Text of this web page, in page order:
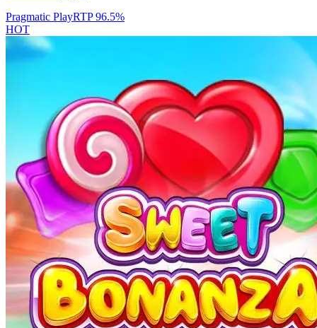
Pragmatic PlayRTP96.5%
HOT